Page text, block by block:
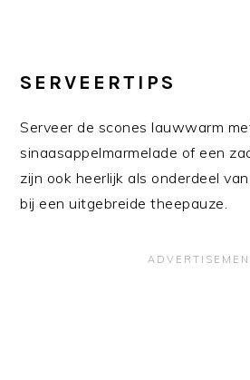
SERVEERTIPS
Serveer de scones lauwwarm
sinaasappelmarmelade of een
zijn ook heerlijk als onderdeel
bij een uitgebreide theepauze.